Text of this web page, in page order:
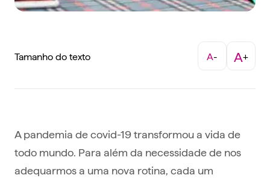
Tamanho do texto A- A+
A pandemia de covid-19 transformou a vida de
todo mundo. Para além da necessidade de nos
adequarmos a uma nova rotina, cada um